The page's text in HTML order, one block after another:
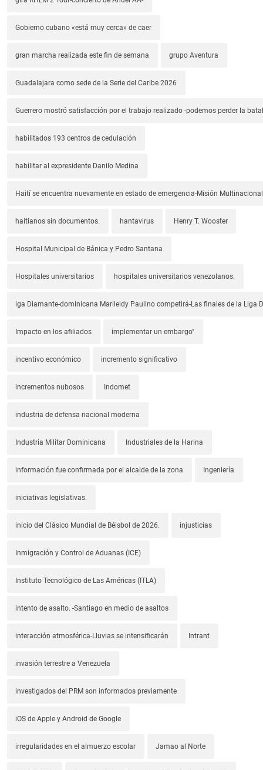
Gobierno cubano «está muy cerca» de caer
gran marcha realizada este fin de semana grupo Aventura
Guadalajara como sede de la Serie del Caribe 2026
Guerrero mostró satisfacción por el trabajo realizado -podemos perder la
habilitados 193 centros de cedulación
habilitar al expresidente Danilo Medina
Haití se encuentra nuevamente en estado de emergencia-Misión
haitianos sin documentos. hantavirus Henry T. Wooster
Hospital Municipal de Bánica y Pedro Santana
Hospitales universitarios hospitales universitarios venezolanos.
iga Diamante-dominicana Marileidy Paulino competirá-Las finales de la Liga
Impacto en los afiliados implementar un embargo"
incentivo económico incremento significativo
incrementos nubosos Indomet
industria de defensa nacional moderna
Industria Militar Dominicana Industriales de la Harina
información fue confirmada por el alcalde de la zona Ingeniería
iniciativas legislativas.
inicio del Clásico Mundial de Béisbol de 2026. injusticias
Inmigración y Control de Aduanas (ICE)
Instituto Tecnológico de Las Américas (ITLA)
intento de asalto. -Santiago en medio de asaltos
interacción atmosférica-Lluvias se intensificarán Intrant
invasión terrestre a Venezuela
investigados del PRM son informados previamente
iOS de Apple y Android de Google
irregularidades en el almuerzo escolar Jamao al Norte